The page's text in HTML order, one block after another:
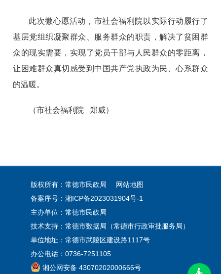
此次微心愿活动，市社会福利院以实际行动履行了
基层党组织凝聚群众、服务群众的职责，解决了贫困群
众的现实需要，实现了党员干部与人民群众的零距离，
让困难群众真切感受到中国共产党执政为民、心系群众
的温暖。
（市社会福利院 郑威）
版权所有：常德市民政局
网站地图
备案序号： 湘ICP备2023031904号-1
主办单位：常德市民政局
技术支持：常德市数据局（常德市行政审批服务局）
单位地址：常德市武陵区建设路1117号
办公电话：0736-7251105
湘公网安备 43070202000666号